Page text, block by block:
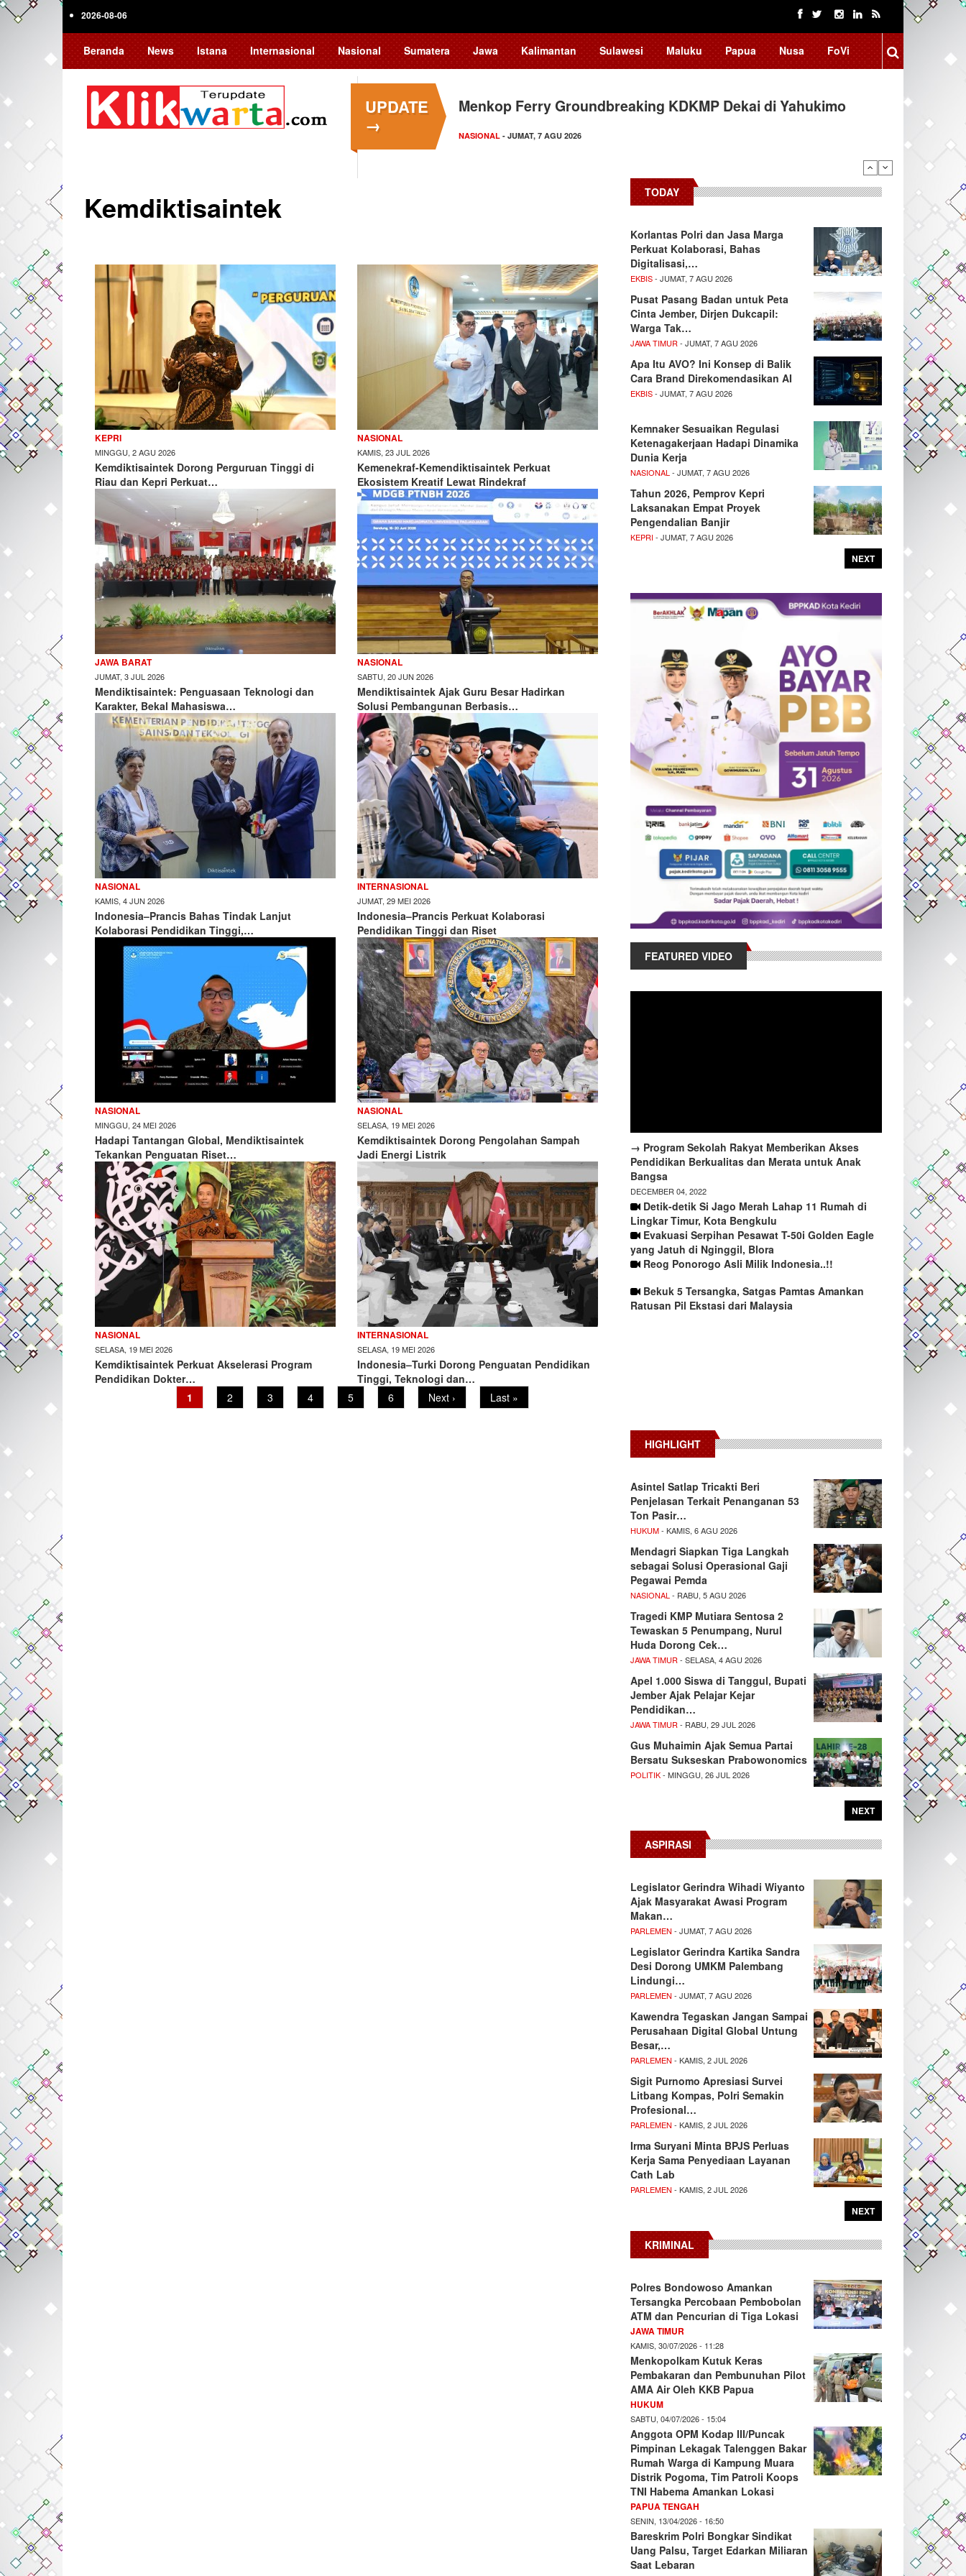
Skip
2026-08-06
Beranda News Istana Internasional Nasional Sumatera Jawa Kalimantan Sulawesi Maluku Papua Nusa FoVi
UPDATE
→
Menkop Ferry Groundbreaking KDKMP Dekai di Yahukimo
NASIONAL - JUMAT, 7 AGU 2026
Kemdiktisaintek
KEPRI
MINGGU, 2 AGU 2026
Kemdiktisaintek Dorong Perguruan Tinggi di
Riau dan Kepri Perkuat…
NASIONAL
KAMIS, 23 JUL 2026
Kemenekraf-Kemendiktisaintek Perkuat
Ekosistem Kreatif Lewat Rindekraf
JAWA BARAT
JUMAT, 3 JUL 2026
Mendiktisaintek: Penguasaan Teknologi dan
Karakter, Bekal Mahasiswa…
NASIONAL
SABTU, 20 JUN 2026
Mendiktisaintek Ajak Guru Besar Hadirkan
Solusi Pembangunan Berbasis…
NASIONAL
KAMIS, 4 JUN 2026
Indonesia–Prancis Bahas Tindak Lanjut
Kolaborasi Pendidikan Tinggi,…
INTERNASIONAL
JUMAT, 29 MEI 2026
Indonesia–Prancis Perkuat Kolaborasi
Pendidikan Tinggi dan Riset
NASIONAL
MINGGU, 24 MEI 2026
Hadapi Tantangan Global, Mendiktisaintek
Tekankan Penguatan Riset…
NASIONAL
SELASA, 19 MEI 2026
Kemdiktisaintek Dorong Pengolahan Sampah
Jadi Energi Listrik
NASIONAL
SELASA, 19 MEI 2026
Kemdiktisaintek Perkuat Akselerasi Program
Pendidikan Dokter…
INTERNASIONAL
SELASA, 19 MEI 2026
Indonesia–Turki Dorong Penguatan Pendidikan
Tinggi, Teknologi dan…
Pagination
Current
page
1 Page
2 Page
3 Page
4 Page
5 Page
6
Next
page
Next ›
Last
page
Last »
TODAY
Korlantas Polri dan Jasa Marga
Perkuat Kolaborasi, Bahas
Digitalisasi,…
EKBIS- JUMAT, 7 AGU 2026
Pusat Pasang Badan untuk Peta
Cinta Jember, Dirjen Dukcapil:
Warga Tak…
JAWA TIMUR - JUMAT, 7 AGU 2026
Apa Itu AVO? Ini Konsep di Balik
Cara Brand Direkomendasikan AI
EKBIS- JUMAT, 7 AGU 2026
Kemnaker Sesuaikan Regulasi
Ketenagakerjaan Hadapi Dinamika
Dunia Kerja
NASIONAL - JUMAT, 7 AGU 2026
Tahun 2026, Pemprov Kepri
Laksanakan Empat Proyek
Pengendalian Banjir
KEPRI- JUMAT, 7 AGU 2026
NEXT
FEATURED VIDEO
→ Program Sekolah Rakyat Memberikan Akses
Pendidikan Berkualitas dan Merata untuk Anak
Bangsa
DECEMBER 04, 2022
Detik-detik Si Jago Merah Lahap 11 Rumah di
Lingkar Timur, Kota Bengkulu
Evakuasi Serpihan Pesawat T-50i Golden Eagle
yang Jatuh di Nginggil, Blora
Reog Ponorogo Asli Milik Indonesia..!!
Bekuk 5 Tersangka, Satgas Pamtas Amankan
Ratusan Pil Ekstasi dari Malaysia
HIGHLIGHT
Asintel Satlap Tricakti Beri
Penjelasan Terkait Penanganan 53
Ton Pasir…
HUKUM- KAMIS, 6 AGU 2026
Mendagri Siapkan Tiga Langkah
sebagai Solusi Operasional Gaji
Pegawai Pemda
NASIONAL - RABU, 5 AGU 2026
Tragedi KMP Mutiara Sentosa 2
Tewaskan 5 Penumpang, Nurul
Huda Dorong Cek…
JAWA TIMUR - SELASA, 4 AGU 2026
Apel 1.000 Siswa di Tanggul, Bupati
Jember Ajak Pelajar Kejar
Pendidikan…
JAWA TIMUR - RABU, 29 JUL 2026
Gus Muhaimin Ajak Semua Partai
Bersatu Sukseskan Prabowonomics
POLITIK- MINGGU, 26 JUL 2026
NEXT
ASPIRASI
Legislator Gerindra Wihadi Wiyanto
Ajak Masyarakat Awasi Program
Makan…
PARLEMEN - JUMAT, 7 AGU 2026
Legislator Gerindra Kartika Sandra
Desi Dorong UMKM Palembang
Lindungi…
PARLEMEN - JUMAT, 7 AGU 2026
Kawendra Tegaskan Jangan Sampai
Perusahaan Digital Global Untung
Besar,…
PARLEMEN - KAMIS, 2 JUL 2026
Sigit Purnomo Apresiasi Survei
Litbang Kompas, Polri Semakin
Profesional…
PARLEMEN - KAMIS, 2 JUL 2026
Irma Suryani Minta BPJS Perluas
Kerja Sama Penyediaan Layanan
Cath Lab
PARLEMEN - KAMIS, 2 JUL 2026
NEXT
KRIMINAL
Polres Bondowoso Amankan
Tersangka Percobaan Pembobolan
ATM dan Pencurian di Tiga Lokasi
JAWA TIMUR
KAMIS, 30/07/2026 - 11:28
Menkopolkam Kutuk Keras
Pembakaran dan Pembunuhan Pilot
AMA Air Oleh KKB Papua
HUKUM
SABTU, 04/07/2026 - 15:04
Anggota OPM Kodap III/Puncak
Pimpinan Lekagak Talenggen Bakar
Rumah Warga di Kampung Muara
Distrik Pogoma, Tim Patroli Koops
TNI Habema Amankan Lokasi
PAPUA TENGAH
SENIN, 13/04/2026 - 16:50
Bareskrim Polri Bongkar Sindikat
Uang Palsu, Target Edarkan Miliaran
Saat Lebaran